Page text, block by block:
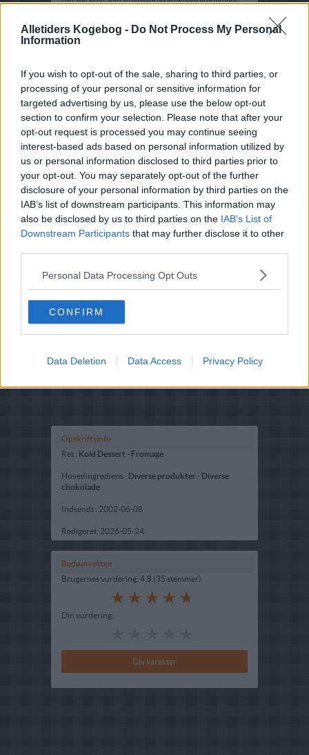
Alletiders Kogebog - Do Not Process My Personal
Information
If you wish to opt-out of the sale, sharing to third parties, or
processing of your personal or sensitive information for
targeted advertising by us, please use the below opt-out
section to confirm your selection. Please note that after your
opt-out request is processed you may continue seeing
interest-based ads based on personal information utilized by
us or personal information disclosed to third parties prior to
your opt-out. You may separately opt-out of the further
disclosure of your personal information by third parties on the
IAB’s list of downstream participants. This information may
also be disclosed by us to third parties on the IAB’s List of
Downstream Participants that may further disclose it to other
Personal Data Processing Opt Outs
CONFIRM
Data Deletion Data Access Privacy Policy
Fyld fromagen forsigtigt i formen og pas på, at
Vend den ud på et serveringsfad og pynt friske bær
og evt. lidt flødeskum.
Tips:
Til en anden gang ville jeg sætte ringen direkte på
serveringsfadet da den ikke er egnet til at flytte.
Opskriftsinfo
Ret : Kold Dessert - Fromage
Hovedingrediens : Diverse produkter - Diverse
chokolade
Indsendt : 2002-06-08
Redigeret: 2026-05-24
Bedøm retten
Brugernes vurdering: 4.8 (35 stemmer)
Din vurdering: